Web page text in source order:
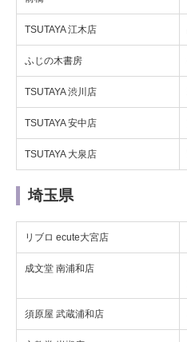
TSUTAYA 江木店
ふじの木書房
TSUTAYA 渋川店
TSUTAYA 安中店
TSUTAYA 大泉店
埼玉県
リブロ ecute大宮店
成文堂 南浦和店
須原屋 武蔵浦和店